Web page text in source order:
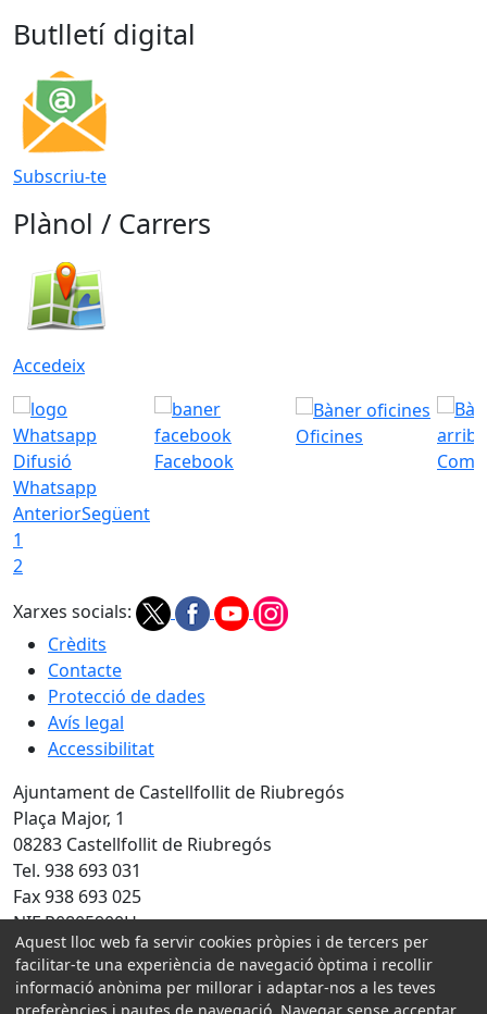
Butlletí digital
Subscriu-te
Plànol / Carrers
Accedeix
Difusió
Whatsapp
Facebook
Oficines
Com
AnteriorSegüent
1
2
Xarxes socials:
Crèdits
Contacte
Protecció de dades
Avís legal
Accessibilitat
Ajuntament de Castellfollit de Riubregós
Plaça Major, 1
08283 Castellfollit de Riubregós
Tel. 938 693 031
Fax 938 693 025
NIF P0805900H
Amb la col·laboració de:
Aquest lloc web fa servir cookies pròpies i de tercers per
facilitar-te una experiència de navegació òptima i recollir
informació anònima per millorar i adaptar-nos a les teves